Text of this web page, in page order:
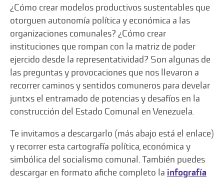
¿Cómo crear modelos productivos sustentables que
otorguen autonomía política y económica a las
organizaciones comunales? ¿Cómo crear
instituciones que rompan con la matriz de poder
ejercido desde la representatividad? Son algunas de
las preguntas y provocaciones que nos llevaron a
recorrer caminos y sentidos comuneros para develar
juntxs el entramado de potencias y desafíos en la
construcción del Estado Comunal en Venezuela.
Te invitamos a descargarlo (más abajo está el enlace)
y recorrer esta cartografía política, económica y
simbólica del socialismo comunal. También puedes
descargar en formato afiche completo la infografía